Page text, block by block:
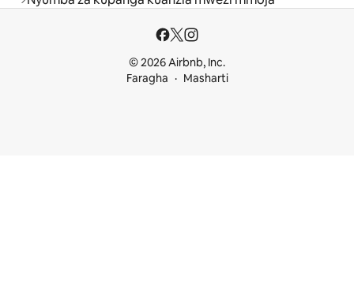
© 2026 Airbnb, Inc.
Faragha
Masharti